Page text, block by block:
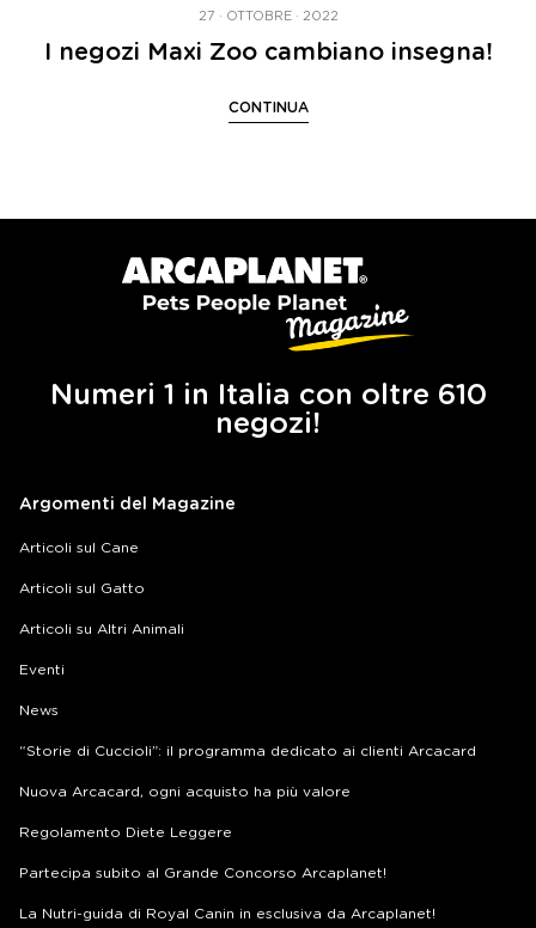
27 · OTTOBRE · 2022
I negozi Maxi Zoo cambiano insegna!
CONTINUA
Numeri 1 in Italia con oltre 610
negozi!
Argomenti del Magazine
Articoli sul Cane
Articoli sul Gatto
Articoli su Altri Animali
Eventi
News
“Storie di Cuccioli”: il programma dedicato ai clienti Arcacard
Nuova Arcacard, ogni acquisto ha più valore
Regolamento Diete Leggere
Partecipa subito al Grande Concorso Arcaplanet!
La Nutri-guida di Royal Canin in esclusiva da Arcaplanet!